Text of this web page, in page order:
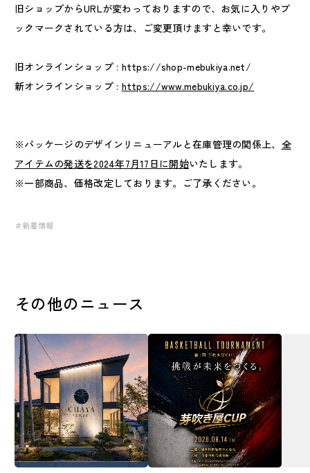
旧ショップからURLが変わっておりますので、お気に入りやブ
ックマークされている方は、ご変更頂けますと幸いです。
旧オンラインショップ : https://shop-mebukiya.net/
新オンラインショップ : https://www.mebukiya.co.jp/
※パッケージのデザインリニューアルと在庫管理の関係上、 全
アイテムの発送を2024年7月17日に開始いたします。
※一部商品、価格改定しております。ご了承ください。
＃新着情報
その他のニュース